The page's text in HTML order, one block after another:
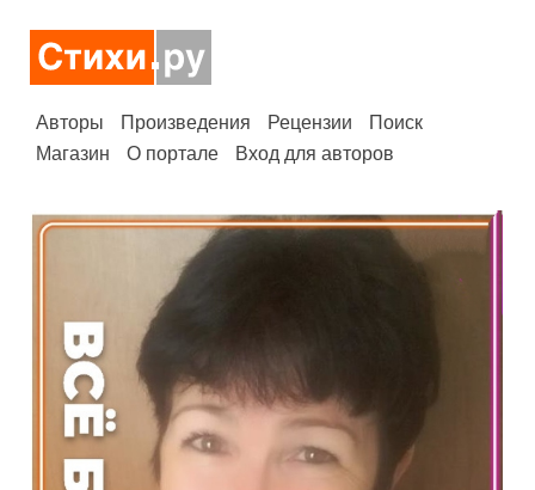
Авторы Произведения Рецензии
Поиск
Магазин
О портале Вход для авторов